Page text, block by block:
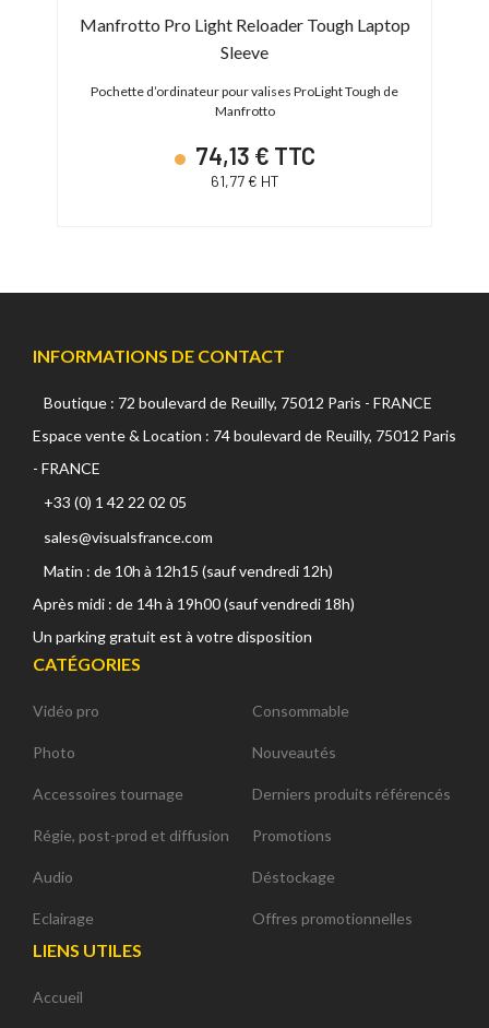
Manfrotto Pro Light Reloader Tough Laptop
Sleeve
Pochette d’ordinateur pour valises ProLight Tough de
Manfrotto
74,13 € TTC
61,77 € HT
INFORMATIONS DE CONTACT
Boutique : 72 boulevard de Reuilly, 75012 Paris - FRANCE
Espace vente & Location : 74 boulevard de Reuilly, 75012 Paris
- FRANCE
+33 (0) 1 42 22 02 05
sales@visualsfrance.com
Matin : de 10h à 12h15 (sauf vendredi 12h)
Après midi : de 14h à 19h00 (sauf vendredi 18h)
Un parking gratuit est à votre disposition
CATÉGORIES
Vidéo pro
Photo
Accessoires tournage
Régie, post-prod et diffusion
Audio
Eclairage
Consommable
Nouveautés
Derniers produits référencés
Promotions
Déstockage
Offres promotionnelles
LIENS UTILES
Accueil